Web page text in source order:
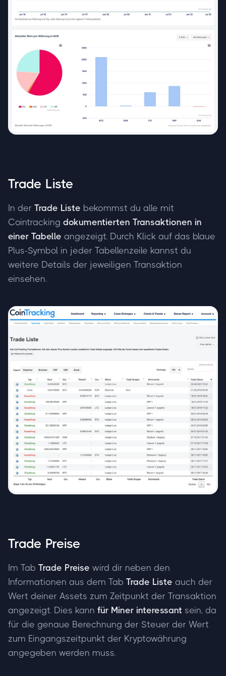
Trade Liste
In der Trade Liste bekommst du alle mit
Cointracking dokumentierten Transaktionen in
einer Tabelle angezeigt. Durch Klick auf das blaue
Plus-Symbol in jeder Tabellenzeile kannst du
weitere Details der jeweiligen Transaktion
einsehen.
Trade Preise
Im Tab Trade Preise wird dir neben den
Informationen aus dem Tab Trade Liste auch der
Wert deiner Assets zum Zeitpunkt der Transaktion
angezeigt. Dies kann für Miner interessant sein, da
für die genaue Berechnung der Steuer der Wert
zum Eingangszeitpunkt der Kryptowährung
angegeben werden muss.